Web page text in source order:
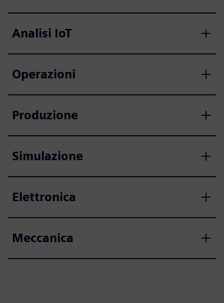
Analisi IoT
Operazioni
Produzione
Simulazione
Elettronica
Meccanica